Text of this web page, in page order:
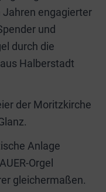
engagierter
und
durch die
aus Halberstadt
der Moritzkirche
Anlage
Orgel
gleichermaßen.